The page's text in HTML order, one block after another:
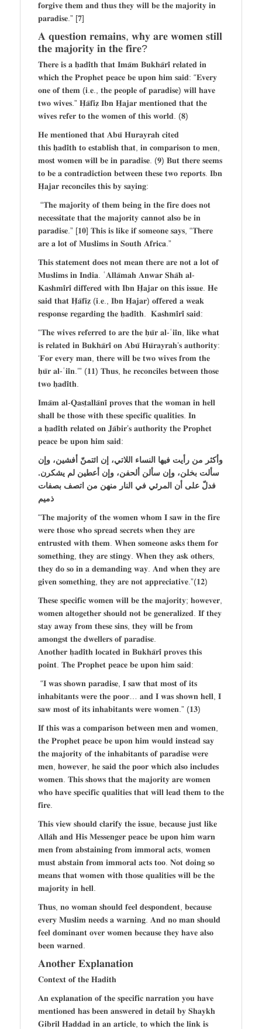
𝐟𝐨𝐫𝐠𝐢𝐯𝐞 𝐭𝐡𝐞𝐦 𝐚𝐧𝐝 𝐭𝐡𝐮𝐬 𝐭𝐡𝐞𝐲 𝐰𝐢𝐥𝐥 𝐛𝐞 𝐭𝐡𝐞 𝐦𝐚𝐣𝐨𝐫𝐢𝐭𝐲 𝐢𝐧
𝐩𝐚𝐫𝐚𝐝𝐢𝐬𝐞.” [𝟕]
𝐀 𝐪𝐮𝐞𝐬𝐭𝐢𝐨𝐧 𝐫𝐞𝐦𝐚𝐢𝐧𝐬, 𝐰𝐡𝐲 𝐚𝐫𝐞 𝐰𝐨𝐦𝐞𝐧 𝐬𝐭𝐢𝐥𝐥
𝐭𝐡𝐞 𝐦𝐚𝐣𝐨𝐫𝐢𝐭𝐲 𝐢𝐧 𝐭𝐡𝐞 𝐟𝐢𝐫𝐞?
𝐓𝐡𝐞𝐫𝐞 𝐢𝐬 𝐚 𝐡̣𝐚𝐝𝐢̄𝐭𝐡 𝐭𝐡𝐚𝐭 𝐈𝐦𝐚̄𝐦 𝐁𝐮𝐤𝐡𝐚̄𝐫𝐢̄ 𝐫𝐞𝐥𝐚𝐭𝐞𝐝 𝐢𝐧
𝐰𝐡𝐢𝐜𝐡 𝐭𝐡𝐞 𝐏𝐫𝐨𝐩𝐡𝐞𝐭 𝐩𝐞𝐚𝐜𝐞 𝐛𝐞 𝐮𝐩𝐨𝐧 𝐡𝐢𝐦 𝐬𝐚𝐢𝐝: “𝐄𝐯𝐞𝐫𝐲
𝐨𝐧𝐞 𝐨𝐟 𝐭𝐡𝐞𝐦 (𝐢.𝐞., 𝐭𝐡𝐞 𝐩𝐞𝐨𝐩𝐥𝐞 𝐨𝐟 𝐩𝐚𝐫𝐚𝐝𝐢𝐬𝐞) 𝐰𝐢𝐥𝐥 𝐡𝐚𝐯𝐞
𝐭𝐰𝐨 𝐰𝐢𝐯𝐞𝐬.” 𝐇̣𝐚̄𝐟𝐢𝐳̣ 𝐈𝐛𝐧 𝐇̣𝐚𝐣𝐚𝐫 𝐦𝐞𝐧𝐭𝐢𝐨𝐧𝐞𝐝 𝐭𝐡𝐚𝐭 𝐭𝐡𝐞
𝐰𝐢𝐯𝐞𝐬 𝐫𝐞𝐟𝐞𝐫 𝐭𝐨 𝐭𝐡𝐞 𝐰𝐨𝐦𝐞𝐧 𝐨𝐟 𝐭𝐡𝐢𝐬 𝐰𝐨𝐫𝐥𝐝. (𝟖)
𝐇𝐞 𝐦𝐞𝐧𝐭𝐢𝐨𝐧𝐞𝐝 𝐭𝐡𝐚𝐭 𝐀𝐛𝐮̄ 𝐇𝐮𝐫𝐚𝐲𝐫𝐚𝐡 𝐜𝐢𝐭𝐞𝐝
𝐭𝐡𝐢𝐬 𝐡̣𝐚𝐝𝐢̄𝐭𝐡 𝐭𝐨 𝐞𝐬𝐭𝐚𝐛𝐥𝐢𝐬𝐡 𝐭𝐡𝐚𝐭, 𝐢𝐧 𝐜𝐨𝐦𝐩𝐚𝐫𝐢𝐬𝐨𝐧 𝐭𝐨 𝐦𝐞𝐧,
𝐦𝐨𝐬𝐭 𝐰𝐨𝐦𝐞𝐧 𝐰𝐢𝐥𝐥 𝐛𝐞 𝐢𝐧 𝐩𝐚𝐫𝐚𝐝𝐢𝐬𝐞. (𝟗) 𝐁𝐮𝐭 𝐭𝐡𝐞𝐫𝐞 𝐬𝐞𝐞𝐦𝐬
𝐭𝐨 𝐛𝐞 𝐚 𝐜𝐨𝐧𝐭𝐫𝐚𝐝𝐢𝐜𝐭𝐢𝐨𝐧 𝐛𝐞𝐭𝐰𝐞𝐞𝐧 𝐭𝐡𝐞𝐬𝐞 𝐭𝐰𝐨 𝐫𝐞𝐩𝐨𝐫𝐭𝐬. 𝐈𝐛𝐧
𝐇̣𝐚𝐣𝐚𝐫 𝐫𝐞𝐜𝐨𝐧𝐜𝐢𝐥𝐞𝐬 𝐭𝐡𝐢𝐬 𝐛𝐲 𝐬𝐚𝐲𝐢𝐧𝐠:
“𝐓𝐡𝐞 𝐦𝐚𝐣𝐨𝐫𝐢𝐭𝐲 𝐨𝐟 𝐭𝐡𝐞𝐦 𝐛𝐞𝐢𝐧𝐠 𝐢𝐧 𝐭𝐡𝐞 𝐟𝐢𝐫𝐞 𝐝𝐨𝐞𝐬 𝐧𝐨𝐭
𝐧𝐞𝐜𝐞𝐬𝐬𝐢𝐭𝐚𝐭𝐞 𝐭𝐡𝐚𝐭 𝐭𝐡𝐞 𝐦𝐚𝐣𝐨𝐫𝐢𝐭𝐲 𝐜𝐚𝐧𝐧𝐨𝐭 𝐚𝐥𝐬𝐨 𝐛𝐞 𝐢𝐧
𝐩𝐚𝐫𝐚𝐝𝐢𝐬𝐞.” [𝟏𝟎] 𝐓𝐡𝐢𝐬 𝐢𝐬 𝐥𝐢𝐤𝐞 𝐢𝐟 𝐬𝐨𝐦𝐞𝐨𝐧𝐞 𝐬𝐚𝐲𝐬, “𝐓𝐡𝐞𝐫𝐞
𝐚𝐫𝐞 𝐚 𝐥𝐨𝐭 𝐨𝐟 𝐌𝐮𝐬𝐥𝐢𝐦𝐬 𝐢𝐧 𝐒𝐨𝐮𝐭𝐡 𝐀𝐟𝐫𝐢𝐜𝐚.”
𝐓𝐡𝐢𝐬 𝐬𝐭𝐚𝐭𝐞𝐦𝐞𝐧𝐭 𝐝𝐨𝐞𝐬 𝐧𝐨𝐭 𝐦𝐞𝐚𝐧 𝐭𝐡𝐞𝐫𝐞 𝐚𝐫𝐞 𝐧𝐨𝐭 𝐚 𝐥𝐨𝐭 𝐨𝐟
𝐌𝐮𝐬𝐥𝐢𝐦𝐬 𝐢𝐧 𝐈𝐧𝐝𝐢𝐚. ʿ𝐀𝐥𝐥𝐚̄𝐦𝐚𝐡 𝐀𝐧𝐰𝐚𝐫 𝐒𝐡𝐚̄𝐡 𝐚𝐥-
𝐊𝐚𝐬𝐡𝐦𝐢̄𝐫𝐢̄ 𝐝𝐢𝐟𝐟𝐞𝐫𝐞𝐝 𝐰𝐢𝐭𝐡 𝐈𝐛𝐧 𝐇̣𝐚𝐣𝐚𝐫 𝐨𝐧 𝐭𝐡𝐢𝐬 𝐢𝐬𝐬𝐮𝐞. 𝐇𝐞
𝐬𝐚𝐢𝐝 𝐭𝐡𝐚𝐭 𝐇̣𝐚̄𝐟𝐢𝐳̣ (𝐢.𝐞., 𝐈𝐛𝐧 𝐇̣𝐚𝐣𝐚𝐫) 𝐨𝐟𝐟𝐞𝐫𝐞𝐝 𝐚 𝐰𝐞𝐚𝐤
𝐫𝐞𝐬𝐩𝐨𝐧𝐬𝐞 𝐫𝐞𝐠𝐚𝐫𝐝𝐢𝐧𝐠 𝐭𝐡𝐞 𝐡̣𝐚𝐝𝐢̄𝐭𝐡. 𝐊𝐚𝐬𝐡𝐦𝐢̄𝐫𝐢̄ 𝐬𝐚𝐢𝐝:
“𝐓𝐡𝐞 𝐰𝐢𝐯𝐞𝐬 𝐫𝐞𝐟𝐞𝐫𝐫𝐞𝐝 𝐭𝐨 𝐚𝐫𝐞 𝐭𝐡𝐞 𝐡̣𝐮̄𝐫 𝐚𝐥-ʿ𝐢𝐢̄𝐧, 𝐥𝐢𝐤𝐞 𝐰𝐡𝐚𝐭
𝐢𝐬 𝐫𝐞𝐥𝐚𝐭𝐞𝐝 𝐢𝐧 𝐁𝐮𝐤𝐡𝐚̄𝐫𝐢̄ 𝐨𝐧 𝐀𝐛𝐮̄ 𝐇𝐮̄𝐫𝐚𝐲𝐫𝐚𝐡’𝐬 𝐚𝐮𝐭𝐡𝐨𝐫𝐢𝐭𝐲:
‘𝐅𝐨𝐫 𝐞𝐯𝐞𝐫𝐲 𝐦𝐚𝐧, 𝐭𝐡𝐞𝐫𝐞 𝐰𝐢𝐥𝐥 𝐛𝐞 𝐭𝐰𝐨 𝐰𝐢𝐯𝐞𝐬 𝐟𝐫𝐨𝐦 𝐭𝐡𝐞
𝐡̣𝐮̄𝐫 𝐚𝐥-ʿ𝐢𝐢̄𝐧.’” (𝟏𝟏) 𝐓𝐡𝐮𝐬, 𝐡𝐞 𝐫𝐞𝐜𝐨𝐧𝐜𝐢𝐥𝐞𝐬 𝐛𝐞𝐭𝐰𝐞𝐞𝐧 𝐭𝐡𝐨𝐬𝐞
𝐭𝐰𝐨 𝐡̣𝐚𝐝𝐢̄𝐭𝐡.
𝐈𝐦𝐚̄𝐦 𝐚𝐥-𝐐𝐚𝐬𝐭̣𝐚𝐥𝐥𝐚̄𝐧𝐢̄ 𝐩𝐫𝐨𝐯𝐞𝐬 𝐭𝐡𝐚𝐭 𝐭𝐡𝐞 𝐰𝐨𝐦𝐚𝐧 𝐢𝐧 𝐡𝐞𝐥𝐥
𝐬𝐡𝐚𝐥𝐥 𝐛𝐞 𝐭𝐡𝐨𝐬𝐞 𝐰𝐢𝐭𝐡 𝐭𝐡𝐞𝐬𝐞 𝐬𝐩𝐞𝐜𝐢𝐟𝐢𝐜 𝐪𝐮𝐚𝐥𝐢𝐭𝐢𝐞𝐬. 𝐈𝐧
𝐚 𝐡̣𝐚𝐝𝐢̄𝐭𝐡 𝐫𝐞𝐥𝐚𝐭𝐞𝐝 𝐨𝐧 𝐉𝐚̄𝐛𝐢𝐫’𝐬 𝐚𝐮𝐭𝐡𝐨𝐫𝐢𝐭𝐲 𝐭𝐡𝐞 𝐏𝐫𝐨𝐩𝐡𝐞𝐭
𝐩𝐞𝐚𝐜𝐞 𝐛𝐞 𝐮𝐩𝐨𝐧 𝐡𝐢𝐦 𝐬𝐚𝐢𝐝:
وأكثر من رأيت فيها النساء اللاتي، إن ائتمنّ أفشين، وإن
سألت بخلن، وإن سألن ألحفن، وإن أعطين لم يشكرن.
فدلّ على أن المرئي في النار منهن من اتصف بصفات
ذميم
“𝐓𝐡𝐞 𝐦𝐚𝐣𝐨𝐫𝐢𝐭𝐲 𝐨𝐟 𝐭𝐡𝐞 𝐰𝐨𝐦𝐞𝐧 𝐰𝐡𝐨𝐦 𝐈 𝐬𝐚𝐰 𝐢𝐧 𝐭𝐡𝐞 𝐟𝐢𝐫𝐞
𝐰𝐞𝐫𝐞 𝐭𝐡𝐨𝐬𝐞 𝐰𝐡𝐨 𝐬𝐩𝐫𝐞𝐚𝐝 𝐬𝐞𝐜𝐫𝐞𝐭𝐬 𝐰𝐡𝐞𝐧 𝐭𝐡𝐞𝐲 𝐚𝐫𝐞
𝐞𝐧𝐭𝐫𝐮𝐬𝐭𝐞𝐝 𝐰𝐢𝐭𝐡 𝐭𝐡𝐞𝐦. 𝐖𝐡𝐞𝐧 𝐬𝐨𝐦𝐞𝐨𝐧𝐞 𝐚𝐬𝐤𝐬 𝐭𝐡𝐞𝐦 𝐟𝐨𝐫
𝐬𝐨𝐦𝐞𝐭𝐡𝐢𝐧𝐠, 𝐭𝐡𝐞𝐲 𝐚𝐫𝐞 𝐬𝐭𝐢𝐧𝐠𝐲. 𝐖𝐡𝐞𝐧 𝐭𝐡𝐞𝐲 𝐚𝐬𝐤 𝐨𝐭𝐡𝐞𝐫𝐬,
𝐭𝐡𝐞𝐲 𝐝𝐨 𝐬𝐨 𝐢𝐧 𝐚 𝐝𝐞𝐦𝐚𝐧𝐝𝐢𝐧𝐠 𝐰𝐚𝐲. 𝐀𝐧𝐝 𝐰𝐡𝐞𝐧 𝐭𝐡𝐞𝐲 𝐚𝐫𝐞
𝐠𝐢𝐯𝐞𝐧 𝐬𝐨𝐦𝐞𝐭𝐡𝐢𝐧𝐠, 𝐭𝐡𝐞𝐲 𝐚𝐫𝐞 𝐧𝐨𝐭 𝐚𝐩𝐩𝐫𝐞𝐜𝐢𝐚𝐭𝐢𝐯𝐞.”(𝟏𝟐)
𝐓𝐡𝐞𝐬𝐞 𝐬𝐩𝐞𝐜𝐢𝐟𝐢𝐜 𝐰𝐨𝐦𝐞𝐧 𝐰𝐢𝐥𝐥 𝐛𝐞 𝐭𝐡𝐞 𝐦𝐚𝐣𝐨𝐫𝐢𝐭𝐲; 𝐡𝐨𝐰𝐞𝐯𝐞𝐫,
𝐰𝐨𝐦𝐞𝐧 𝐚𝐥𝐭𝐨𝐠𝐞𝐭𝐡𝐞𝐫 𝐬𝐡𝐨𝐮𝐥𝐝 𝐧𝐨𝐭 𝐛𝐞 𝐠𝐞𝐧𝐞𝐫𝐚𝐥𝐢𝐳𝐞𝐝. 𝐈𝐟 𝐭𝐡𝐞𝐲
𝐬𝐭𝐚𝐲 𝐚𝐰𝐚𝐲 𝐟𝐫𝐨𝐦 𝐭𝐡𝐞𝐬𝐞 𝐬𝐢𝐧𝐬, 𝐭𝐡𝐞𝐲 𝐰𝐢𝐥𝐥 𝐛𝐞 𝐟𝐫𝐨𝐦
𝐚𝐦𝐨𝐧𝐠𝐬𝐭 𝐭𝐡𝐞 𝐝𝐰𝐞𝐥𝐥𝐞𝐫𝐬 𝐨𝐟 𝐩𝐚𝐫𝐚𝐝𝐢𝐬𝐞.
𝐀𝐧𝐨𝐭𝐡𝐞𝐫 𝐡̣𝐚𝐝𝐢̄𝐭𝐡 𝐥𝐨𝐜𝐚𝐭𝐞𝐝 𝐢𝐧 𝐁𝐮𝐤𝐡𝐚̄𝐫𝐢̄ 𝐩𝐫𝐨𝐯𝐞𝐬 𝐭𝐡𝐢𝐬
𝐩𝐨𝐢𝐧𝐭. 𝐓𝐡𝐞 𝐏𝐫𝐨𝐩𝐡𝐞𝐭 𝐩𝐞𝐚𝐜𝐞 𝐛𝐞 𝐮𝐩𝐨𝐧 𝐡𝐢𝐦 𝐬𝐚𝐢𝐝:
“𝐈 𝐰𝐚𝐬 𝐬𝐡𝐨𝐰𝐧 𝐩𝐚𝐫𝐚𝐝𝐢𝐬𝐞, 𝐈 𝐬𝐚𝐰 𝐭𝐡𝐚𝐭 𝐦𝐨𝐬𝐭 𝐨𝐟 𝐢𝐭𝐬
𝐢𝐧𝐡𝐚𝐛𝐢𝐭𝐚𝐧𝐭𝐬 𝐰𝐞𝐫𝐞 𝐭𝐡𝐞 𝐩𝐨𝐨𝐫… 𝐚𝐧𝐝 𝐈 𝐰𝐚𝐬 𝐬𝐡𝐨𝐰𝐧 𝐡𝐞𝐥𝐥, 𝐈
𝐬𝐚𝐰 𝐦𝐨𝐬𝐭 𝐨𝐟 𝐢𝐭𝐬 𝐢𝐧𝐡𝐚𝐛𝐢𝐭𝐚𝐧𝐭𝐬 𝐰𝐞𝐫𝐞 𝐰𝐨𝐦𝐞𝐧.” (𝟏𝟑)
𝐈𝐟 𝐭𝐡𝐢𝐬 𝐰𝐚𝐬 𝐚 𝐜𝐨𝐦𝐩𝐚𝐫𝐢𝐬𝐨𝐧 𝐛𝐞𝐭𝐰𝐞𝐞𝐧 𝐦𝐞𝐧 𝐚𝐧𝐝 𝐰𝐨𝐦𝐞𝐧,
𝐭𝐡𝐞 𝐏𝐫𝐨𝐩𝐡𝐞𝐭 𝐩𝐞𝐚𝐜𝐞 𝐛𝐞 𝐮𝐩𝐨𝐧 𝐡𝐢𝐦 𝐰𝐨𝐮𝐥𝐝 𝐢𝐧𝐬𝐭𝐞𝐚𝐝 𝐬𝐚𝐲
𝐭𝐡𝐞 𝐦𝐚𝐣𝐨𝐫𝐢𝐭𝐲 𝐨𝐟 𝐭𝐡𝐞 𝐢𝐧𝐡𝐚𝐛𝐢𝐭𝐚𝐧𝐭𝐬 𝐨𝐟 𝐩𝐚𝐫𝐚𝐝𝐢𝐬𝐞 𝐰𝐞𝐫𝐞
𝐦𝐞𝐧, 𝐡𝐨𝐰𝐞𝐯𝐞𝐫, 𝐡𝐞 𝐬𝐚𝐢𝐝 𝐭𝐡𝐞 𝐩𝐨𝐨𝐫 𝐰𝐡𝐢𝐜𝐡 𝐚𝐥𝐬𝐨 𝐢𝐧𝐜𝐥𝐮𝐝𝐞𝐬
𝐰𝐨𝐦𝐞𝐧. 𝐓𝐡𝐢𝐬 𝐬𝐡𝐨𝐰𝐬 𝐭𝐡𝐚𝐭 𝐭𝐡𝐞 𝐦𝐚𝐣𝐨𝐫𝐢𝐭𝐲 𝐚𝐫𝐞 𝐰𝐨𝐦𝐞𝐧
𝐰𝐡𝐨 𝐡𝐚𝐯𝐞 𝐬𝐩𝐞𝐜𝐢𝐟𝐢𝐜 𝐪𝐮𝐚𝐥𝐢𝐭𝐢𝐞𝐬 𝐭𝐡𝐚𝐭 𝐰𝐢𝐥𝐥 𝐥𝐞𝐚𝐝 𝐭𝐡𝐞𝐦 𝐭𝐨 𝐭𝐡𝐞
𝐟𝐢𝐫𝐞.
𝐓𝐡𝐢𝐬 𝐯𝐢𝐞𝐰 𝐬𝐡𝐨𝐮𝐥𝐝 𝐜𝐥𝐚𝐫𝐢𝐟𝐲 𝐭𝐡𝐞 𝐢𝐬𝐬𝐮𝐞, 𝐛𝐞𝐜𝐚𝐮𝐬𝐞 𝐣𝐮𝐬𝐭 𝐥𝐢𝐤𝐞
𝐀𝐥𝐥𝐚̄𝐡 𝐚𝐧𝐝 𝐇𝐢𝐬 𝐌𝐞𝐬𝐬𝐞𝐧𝐠𝐞𝐫 𝐩𝐞𝐚𝐜𝐞 𝐛𝐞 𝐮𝐩𝐨𝐧 𝐡𝐢𝐦 𝐰𝐚𝐫𝐧
𝐦𝐞𝐧 𝐟𝐫𝐨𝐦 𝐚𝐛𝐬𝐭𝐚𝐢𝐧𝐢𝐧𝐠 𝐟𝐫𝐨𝐦 𝐢𝐦𝐦𝐨𝐫𝐚𝐥 𝐚𝐜𝐭𝐬, 𝐰𝐨𝐦𝐞𝐧
𝐦𝐮𝐬𝐭 𝐚𝐛𝐬𝐭𝐚𝐢𝐧 𝐟𝐫𝐨𝐦 𝐢𝐦𝐦𝐨𝐫𝐚𝐥 𝐚𝐜𝐭𝐬 𝐭𝐨𝐨. 𝐍𝐨𝐭 𝐝𝐨𝐢𝐧𝐠 𝐬𝐨
𝐦𝐞𝐚𝐧𝐬 𝐭𝐡𝐚𝐭 𝐰𝐨𝐦𝐞𝐧 𝐰𝐢𝐭𝐡 𝐭𝐡𝐨𝐬𝐞 𝐪𝐮𝐚𝐥𝐢𝐭𝐢𝐞𝐬 𝐰𝐢𝐥𝐥 𝐛𝐞 𝐭𝐡𝐞
𝐦𝐚𝐣𝐨𝐫𝐢𝐭𝐲 𝐢𝐧 𝐡𝐞𝐥𝐥.
𝐓𝐡𝐮𝐬, 𝐧𝐨 𝐰𝐨𝐦𝐚𝐧 𝐬𝐡𝐨𝐮𝐥𝐝 𝐟𝐞𝐞𝐥 𝐝𝐞𝐬𝐩𝐨𝐧𝐝𝐞𝐧𝐭, 𝐛𝐞𝐜𝐚𝐮𝐬𝐞
𝐞𝐯𝐞𝐫𝐲 𝐌𝐮𝐬𝐥𝐢𝐦 𝐧𝐞𝐞𝐝𝐬 𝐚 𝐰𝐚𝐫𝐧𝐢𝐧𝐠. 𝐀𝐧𝐝 𝐧𝐨 𝐦𝐚𝐧 𝐬𝐡𝐨𝐮𝐥𝐝
𝐟𝐞𝐞𝐥 𝐝𝐨𝐦𝐢𝐧𝐚𝐧𝐭 𝐨𝐯𝐞𝐫 𝐰𝐨𝐦𝐞𝐧 𝐛𝐞𝐜𝐚𝐮𝐬𝐞 𝐭𝐡𝐞𝐲 𝐡𝐚𝐯𝐞 𝐚𝐥𝐬𝐨
𝐛𝐞𝐞𝐧 𝐰𝐚𝐫𝐧𝐞𝐝.
𝐀𝐧𝐨𝐭𝐡𝐞𝐫 𝐄𝐱𝐩𝐥𝐚𝐧𝐚𝐭𝐢𝐨𝐧
𝐂𝐨𝐧𝐭𝐞𝐱𝐭 𝐨𝐟 𝐭𝐡𝐞 𝐇𝐚𝐝𝐢𝐭𝐡
𝐀𝐧 𝐞𝐱𝐩𝐥𝐚𝐧𝐚𝐭𝐢𝐨𝐧 𝐨𝐟 𝐭𝐡𝐞 𝐬𝐩𝐞𝐜𝐢𝐟𝐢𝐜 𝐧𝐚𝐫𝐫𝐚𝐭𝐢𝐨𝐧 𝐲𝐨𝐮 𝐡𝐚𝐯𝐞
𝐦𝐞𝐧𝐭𝐢𝐨𝐧𝐞𝐝 𝐡𝐚𝐬 𝐛𝐞𝐞𝐧 𝐚𝐧𝐬𝐰𝐞𝐫𝐞𝐝 𝐢𝐧 𝐝𝐞𝐭𝐚𝐢𝐥 𝐛𝐲 𝐒𝐡𝐚𝐲𝐤𝐡
𝐆𝐢𝐛𝐫𝐢𝐥 𝐇𝐚𝐝𝐝𝐚𝐝 𝐢𝐧 𝐚𝐧 𝐚𝐫𝐭𝐢𝐜𝐥𝐞, 𝐭𝐨 𝐰𝐡𝐢𝐜𝐡 𝐭𝐡𝐞 𝐥𝐢𝐧𝐤 𝐢𝐬